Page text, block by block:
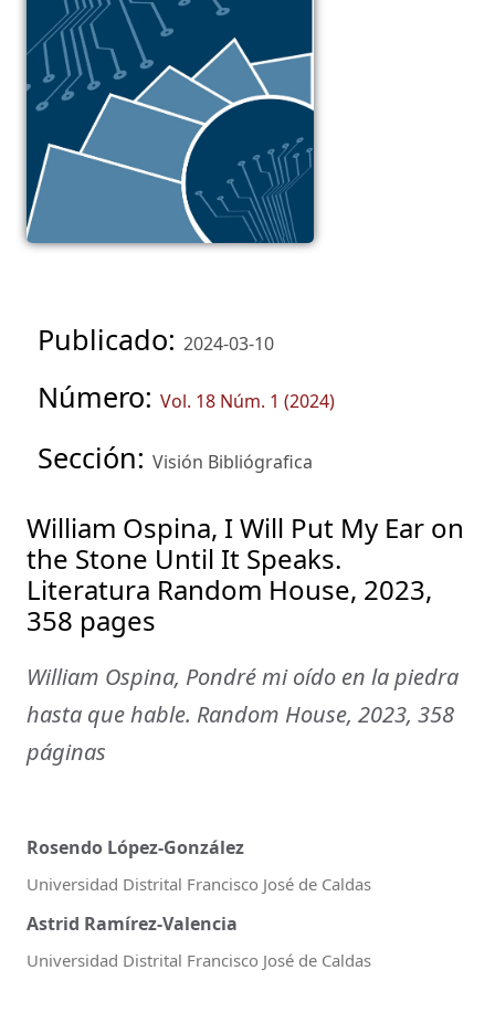
Publicado: 2024-03-10
Número: Vol. 18 Núm. 1 (2024)
Sección: Visión Bibliógrafica
William Ospina, I Will Put My Ear on
the Stone Until It Speaks.
Literatura Random House, 2023,
358 pages
William Ospina, Pondré mi oído en la piedra
hasta que hable. Random House, 2023, 358
páginas
Rosendo López-González
Universidad Distrital Francisco José de Caldas
Astrid Ramírez-Valencia
Universidad Distrital Francisco José de Caldas